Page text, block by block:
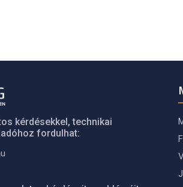
kérdésekkel, technikai
fordulhat: